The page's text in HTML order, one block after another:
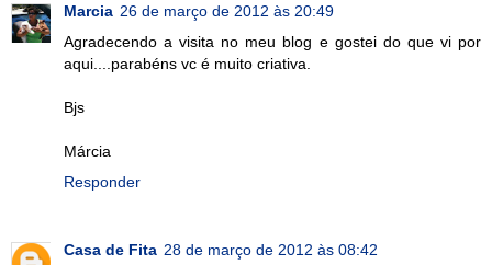
Marcia 26 de março de 2012 às 20:49
Agradecendo a visita no meu blog e gostei do que vi por
aqui....parabéns vc é muito criativa.
Bjs
Márcia
Responder
Casa de Fita 28 de março de 2012 às 08:42